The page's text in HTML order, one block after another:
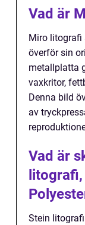
Vad är
Miro litografi
överför sin
metallplatta
vaxkritor,
Denna bild
av
Vad är
Stein